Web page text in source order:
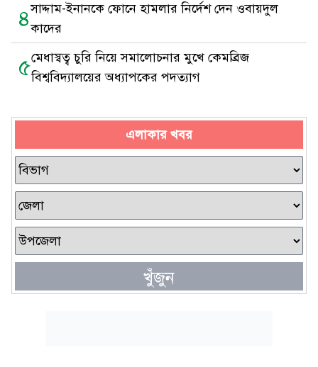
৪সাদ্দাম-ইনানকে ফোনে হামলার নির্দেশ দেন ওবায়দুল
কাদের
৫মেধাস্বত্ব চুরি নিয়ে সমালোচনার মুখে কেমব্রিজ
বিশ্ববিদ্যালয়ের অধ্যাপকের পদত্যাগ
এলাকার খবর
খুঁজুন